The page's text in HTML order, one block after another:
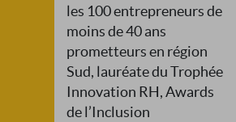
les 100 entrepreneurs de
moins de 40 ans
prometteurs en région
Sud, lauréate du Trophée
Innovation RH, Awards
de l’Inclusion